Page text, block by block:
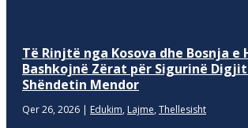
Të Rinjtë nga Kosova dhe Bosnja e
Bashkojnë Zërat për Sigurinë
Shëndetin Mendor
Qer 26, 2026 | Edukim, Lajme, Thellesisht